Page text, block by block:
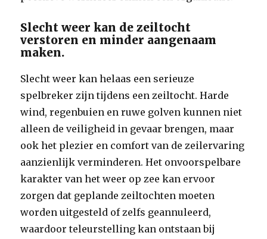
Slecht weer kan de zeiltocht
verstoren en minder aangenaam
maken.
Slecht weer kan helaas een serieuze
spelbreker zijn tijdens een zeiltocht. Harde
wind, regenbuien en ruwe golven kunnen niet
alleen de veiligheid in gevaar brengen, maar
ook het plezier en comfort van de zeilervaring
aanzienlijk verminderen. Het onvoorspelbare
karakter van het weer op zee kan ervoor
zorgen dat geplande zeiltochten moeten
worden uitgesteld of zelfs geannuleerd,
waardoor teleurstelling kan ontstaan bij